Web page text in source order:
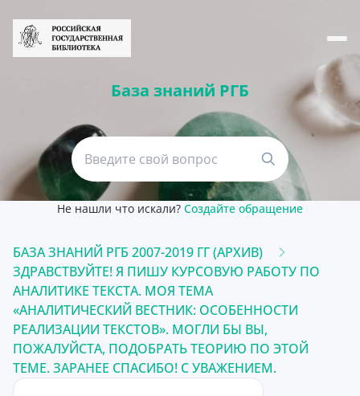
База знаний РГБ
Не нашли что искали? Создайте обращение
БАЗА ЗНАНИЙ РГБ 2007-2019 ГГ (АРХИВ)
ЗДРАВСТВУЙТЕ! Я ПИШУ КУРСОВУЮ РАБОТУ ПО
АНАЛИТИКЕ ТЕКСТА. МОЯ ТЕМА
«АНАЛИТИЧЕСКИЙ ВЕСТНИК: ОСОБЕННОСТИ
РЕАЛИЗАЦИИ ТЕКСТОВ». МОГЛИ БЫ ВЫ,
ПОЖАЛУЙСТА, ПОДОБРАТЬ ТЕОРИЮ ПО ЭТОЙ
ТЕМЕ. ЗАРАНЕЕ СПАСИБО! С УВАЖЕНИЕМ.